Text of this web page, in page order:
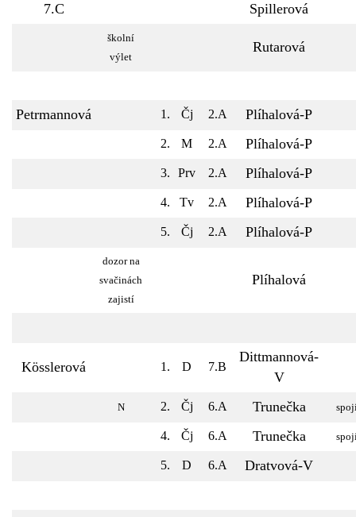
7.C Spillerová
školní
výlet
Rutarová
Petrmannová 1. Čj 2.A Plíhalová-P
2. M 2.A Plíhalová-P
3. Prv 2.A Plíhalová-P
4. Tv 2.A Plíhalová-P
5. Čj 2.A Plíhalová-P
dozor na
svačinách
zajistí
Plíhalová
Kösslerová 1. D 7.B
Dittmannová-
V
N 2. Čj 6.A Trunečka
4. Čj 6.A Trunečka
5. D 6.A Dratvová-V